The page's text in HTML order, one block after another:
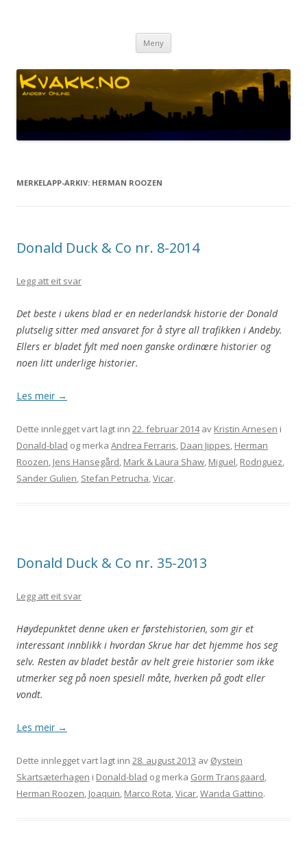
Meny
MERKELAPP-ARKIV: HERMAN ROOZEN
Donald Duck & Co nr. 8-2014
Legg att eit svar
Det beste i ukens blad er en nederlandsk historie der Donald
plutselig sitter med ansvaret for å styre all trafikken i Andeby.
Ellers er bladet fylt med noen ganske ordinære historier og
noen litt underlige historier.
Les meir →
Dette innlegget vart lagt inn 22. februar 2014av Kristin Arnesen i
Donald-blad og merka Andrea Ferraris, Daan Jippes, Herman
Roozen, Jens Hansegård, Mark & Laura Shaw, Miguel, Rodriguez,
Sander Gulien, Stefan Petrucha,Vicar.
Donald Duck & Co nr. 35-2013
Legg att eit svar
Høydepunktet denne uken er førstehistorien, som gir et
interessant innblikk i hvordan Skrue har det hjemme hos seg
selv. Resten av bladet består av helt greie historier som ikke
utmerker seg på noen spesiell måte, hverken på godt eller
vondt.
Les meir →
Dette innlegget vart lagt inn 28. august 2013 av Øystein
Skartsæterhagen i Donald-blad og merka Gorm Transgaard,
Herman Roozen, Joaquin, Marco Rota,Vicar,Wanda Gattino.